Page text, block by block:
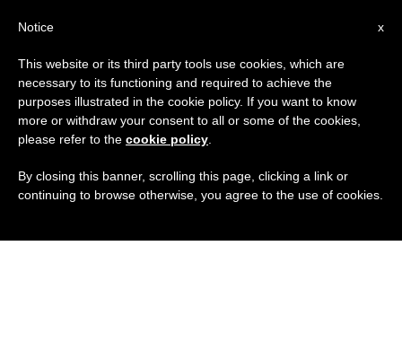
x
Notice
This website or its third party tools use cookies, which are
necessary to its functioning and required to achieve the
purposes illustrated in the cookie policy. If you want to know
more or withdraw your consent to all or some of the cookies,
please refer to the cookie policy
By closing this banner, scrolling this page, clicking a link or
continuing to browse otherwise, you agree to the use of cookies.